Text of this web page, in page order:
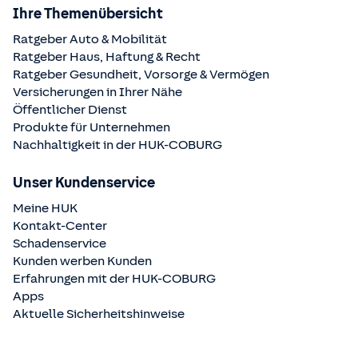
Ihre Themenübersicht
Ratgeber Auto & Mobilität
Ratgeber Haus, Haftung & Recht
Ratgeber Gesundheit, Vorsorge & Vermögen
Versicherungen in Ihrer Nähe
Öffentlicher Dienst
Produkte für Unternehmen
Nachhaltigkeit in der HUK-COBURG
Unser Kundenservice
Meine HUK
Kontakt-Center
Schadenservice
Kunden werben Kunden
Erfahrungen mit der HUK-COBURG
Apps
Aktuelle Sicherheitshinweise